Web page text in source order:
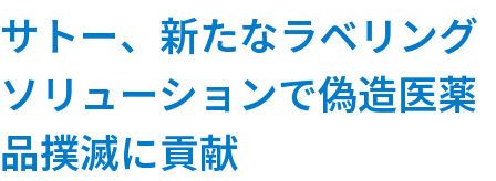
サトー、新たなラベリング
ソリューションで偽造医薬
品撲滅に貢献